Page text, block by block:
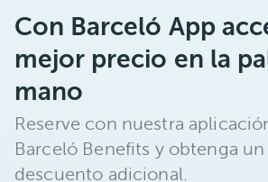
Con Barceló App
mejor precio en la
mano
Reserve con nuestra
Barceló Benefits y obtenga un
descuento adicional.